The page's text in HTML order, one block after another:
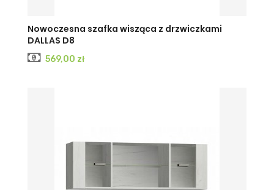
Nowoczesna szafka wisząca z drzwiczkami
DALLAS D8
Cena
569,00 zł